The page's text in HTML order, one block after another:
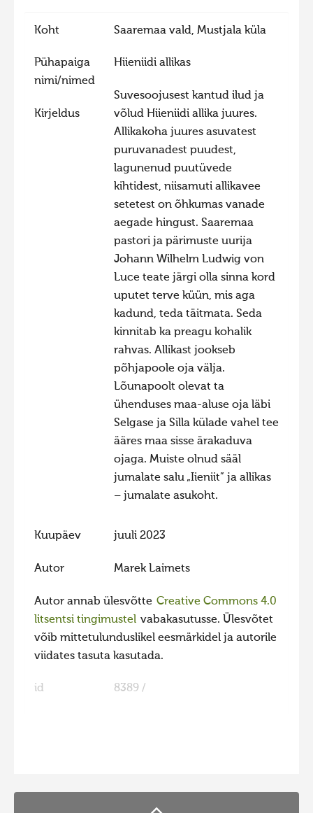
Liikuvad kuvad 2023
Hiite kuvavõistlus 2022
Hiite kuvavõistlus 2022 lisa
Liikuvad kuvad 2022
Hiite kuvavõistlus 2021
Hiite kuvavõistlus 2021 lisa
Liikuvad kuvad 2021
Hiite kuvavõistlus 2020
Hiite kuvavõistlus 2020 lisa
Liikuvad kuvad 2020
Hiite kuvavõistlus 2019
Hiite kuvavõistlus 2018
Hiite kuvavõistlus 2017
Hiite kuvavõistlus 2016
Hiite kuvavõistlus 2015
Hiite kuvavõistlus 2014
Hiite kuvavõistlus 2013
Hiite kuvavõistlus 2011
Hiite kuvavõistlus 2010
Kontakt
Koht Saaremaa vald, Mustjala küla
Pühapaiga
nimi/nimed
Hiieniidi allikas
Kirjeldus
Suvesoojusest kantud ilud ja
võlud Hiieniidi allika juures.
Allikakoha juures asuvatest
puruvanadest puudest,
lagunenud puutüvede
kihtidest, niisamuti allikavee
setetest on õhkumas vanade
aegade hingust. Saaremaa
pastori ja pärimuste uurija
Johann Wilhelm Ludwig von
Luce teate järgi olla sinna kord
uputet terve küün, mis aga
kadund, teda täitmata. Seda
kinnitab ka preagu kohalik
rahvas. Allikast jookseb
põhjapoole oja välja.
Lõunapoolt olevat ta
ühenduses maa-aluse oja läbi
Selgase ja Silla külade vahel tee
ääres maa sisse ärakaduva
ojaga. Muiste olnud sääl
jumalate salu „Iieniit” ja allikas
– jumalate asukoht.
Kuupäev juuli 2023
Autor Marek Laimets
Autor annab ülesvõtte Creative Commons 4.0
litsentsi tingimustel vabakasutusse. Ülesvõtet
võib mittetulunduslikel eesmärkidel ja autorile
viidates tasuta kasutada.
id 8389 /